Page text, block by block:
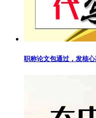
职称论文包通过，发核心